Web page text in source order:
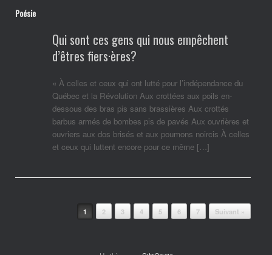
Poésie
Qui sont ces gens qui nous empêchent
d’êtres fiers·ères?
« À celles et ceux qui ont lutté pour l’indépendance du
Québec et la Révolution Aux crottées aux poils en-
dessous des bras pis sans brassières Aux crottés
barbus armés de bombes pis de pavés Aux ouvrières et
ouvriers aux dos brisés et aux poumons noircis À celles
et ceux qui luttent encore pour ce même […]
1 2 3 4 5 6 7 Suivant »